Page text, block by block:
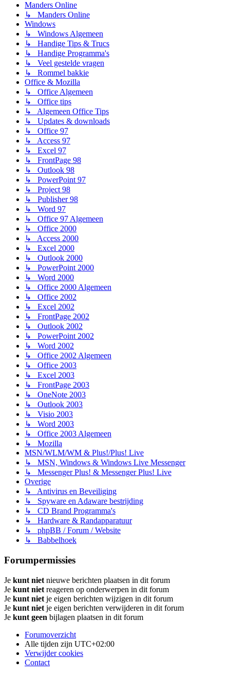
Manders Online
↳ Manders Online
Windows
↳ Windows Algemeen
↳ Handige Tips & Trucs
↳ Handige Programma's
↳ Veel gestelde vragen
↳ Rommel bakkie
Office & Mozilla
↳ Office Algemeen
↳ Office tips
↳ Algemeen Office Tips
↳ Updates & downloads
↳ Office 97
↳ Access 97
↳ Excel 97
↳ FrontPage 98
↳ Outlook 98
↳ PowerPoint 97
↳ Project 98
↳ Publisher 98
↳ Word 97
↳ Office 97 Algemeen
↳ Office 2000
↳ Access 2000
↳ Excel 2000
↳ Outlook 2000
↳ PowerPoint 2000
↳ Word 2000
↳ Office 2000 Algemeen
↳ Office 2002
↳ Excel 2002
↳ FrontPage 2002
↳ Outlook 2002
↳ PowerPoint 2002
↳ Word 2002
↳ Office 2002 Algemeen
↳ Office 2003
↳ Excel 2003
↳ FrontPage 2003
↳ OneNote 2003
↳ Outlook 2003
↳ Visio 2003
↳ Word 2003
↳ Office 2003 Algemeen
↳ Mozilla
MSN/WLM/WM & Plus!/Plus! Live
↳ MSN, Windows & Windows Live Messenger
↳ Messenger Plus! & Messenger Plus! Live
Overige
↳ Antivirus en Beveiliging
↳ Spyware en Adaware bestrijding
↳ CD Brand Programma's
↳ Hardware & Randapparatuur
↳ phpBB / Forum / Website
↳ Babbelhoek
Forumpermissies
Je kunt niet nieuwe berichten plaatsen in dit forum
Je kunt niet reageren op onderwerpen in dit forum
Je kunt niet je eigen berichten wijzigen in dit forum
Je kunt niet je eigen berichten verwijderen in dit forum
Je kunt geen bijlagen plaatsen in dit forum
Forumoverzicht
Alle tijden zijn UTC+02:00
Verwijder cookies
Contact